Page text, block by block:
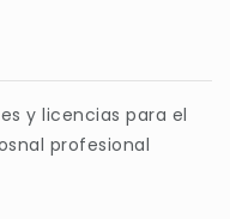
y licencias para el
profesional